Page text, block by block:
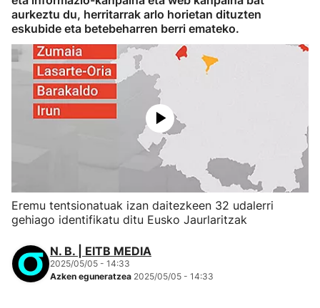
aurkeztu du, herritarrak arlo horietan dituzten
eskubide eta betebeharren berri emateko.
Eremu tentsionatuak izan daitezkeen 32 udalerri
gehiago identifikatu ditu Eusko Jaurlaritzak
N. B. | EITB MEDIA
2025/05/05 - 14:33
Azken eguneratzea 2025/05/05 - 14:33